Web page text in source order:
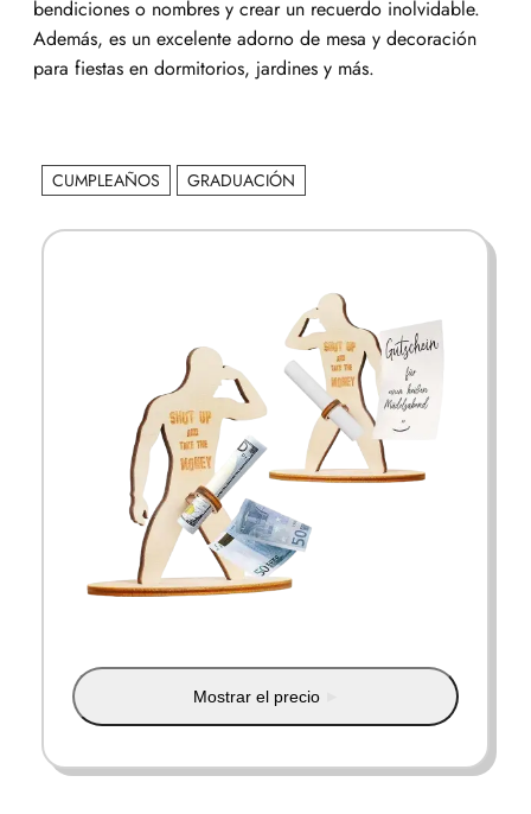
bendiciones o nombres y crear un recuerdo inolvidable.
Además, es un excelente adorno de mesa y decoración
para fiestas en dormitorios, jardines y más.
CUMPLEAÑOS GRADUACIÓN
Mostrar el precio